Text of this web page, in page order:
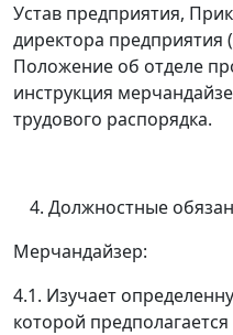
Устав предприятия,
директора
Положение об отделе
инструкция
трудового распорядка.
Должностные
Мерчандайзер:
4.1. Изучает
которой